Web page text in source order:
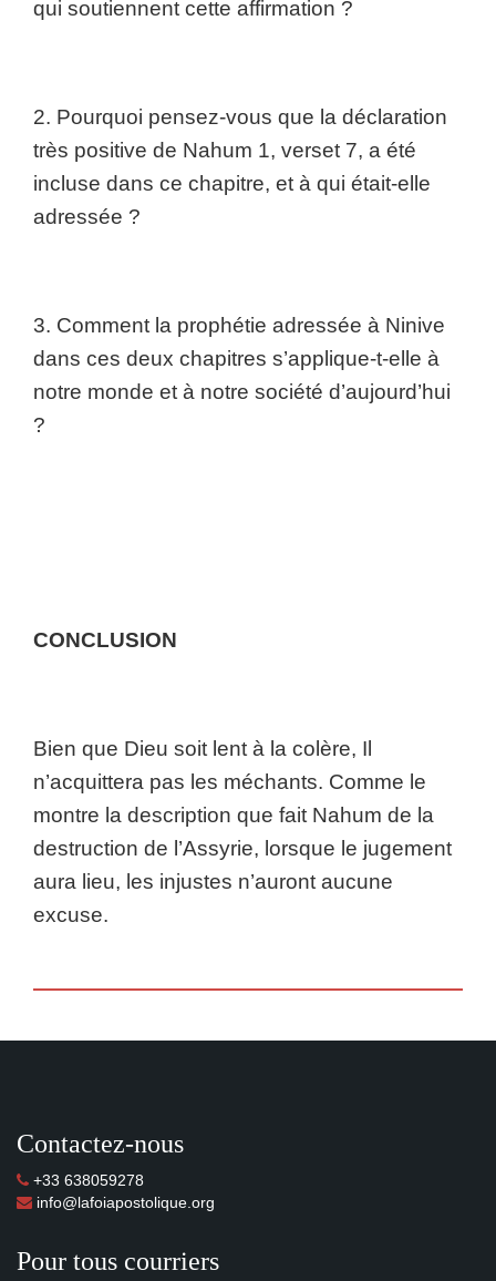
qui soutiennent cette affirmation ?
2. Pourquoi pensez-vous que la déclaration
très positive de Nahum 1, verset 7, a été
incluse dans ce chapitre, et à qui était-elle
adressée ?
3. Comment la prophétie adressée à Ninive
dans ces deux chapitres s’applique-t-elle à
notre monde et à notre société d’aujourd’hui
?
CONCLUSION
Bien que Dieu soit lent à la colère, Il
n’acquittera pas les méchants. Comme le
montre la description que fait Nahum de la
destruction de l’Assyrie, lorsque le jugement
aura lieu, les injustes n’auront aucune
excuse.
Contactez-nous
+33 638059278
info@lafoiapostolique.org
Pour tous courriers